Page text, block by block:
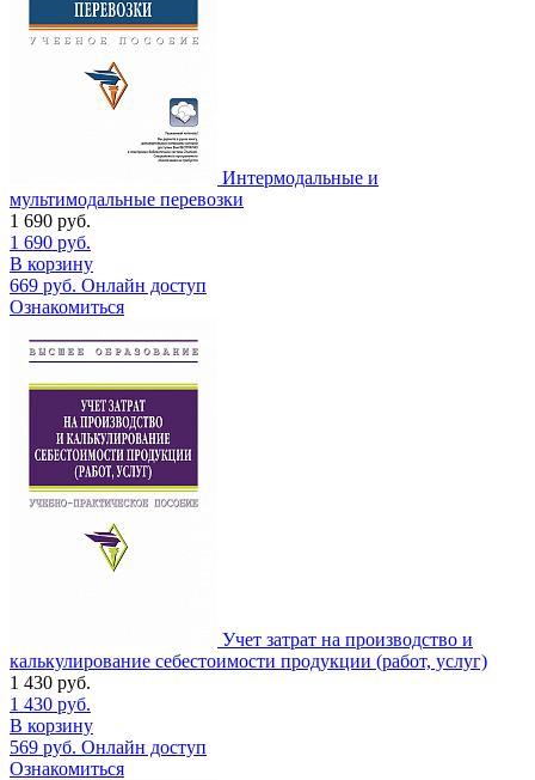
Интермодальные и
мультимодальные перевозки
1 690 руб.
1 690 руб.
В корзину
669 руб. Онлайн доступ
Ознакомиться
Учет затрат на производство и
калькулирование себестоимости продукции (работ, услуг)
1 430 руб.
1 430 руб.
В корзину
569 руб. Онлайн доступ
Ознакомиться